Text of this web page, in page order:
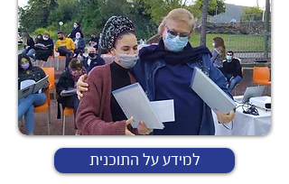
למידע על התוכנית